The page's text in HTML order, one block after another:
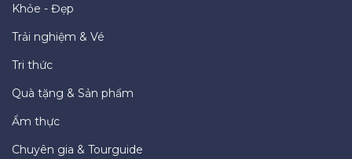
Khỏe - Đẹp
Trải nghiệm & Vé
Tri thức
Quà tặng & Sản phẩm
Ẩm thực
Chuyên gia & Tourguide